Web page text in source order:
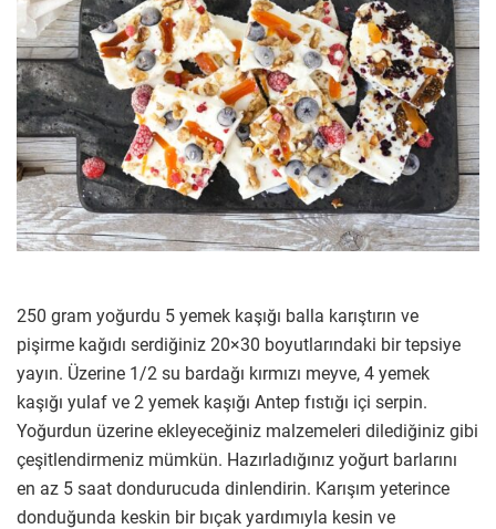
250 gram yoğurdu 5 yemek kaşığı balla karıştırın ve
pişirme kağıdı serdiğiniz 20×30 boyutlarındaki bir tepsiye
yayın. Üzerine 1/2 su bardağı kırmızı meyve, 4 yemek
kaşığı yulaf ve 2 yemek kaşığı Antep fıstığı içi serpin.
Yoğurdun üzerine ekleyeceğiniz malzemeleri dilediğiniz gibi
çeşitlendirmeniz mümkün. Hazırladığınız yoğurt barlarını
en az 5 saat dondurucuda dinlendirin. Karışım yeterince
donduğunda keskin bir bıçak yardımıyla kesin ve